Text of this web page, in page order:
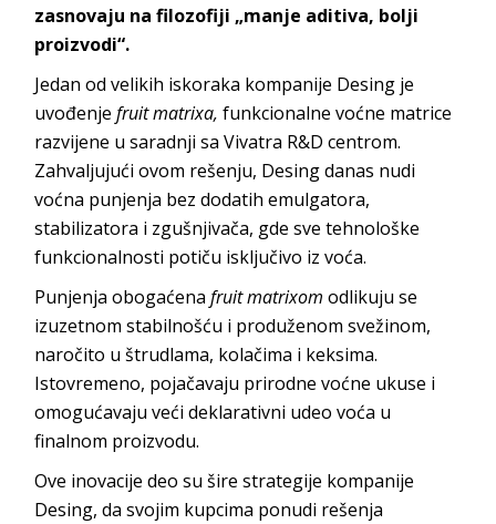
zasnovaju na filozofiji „manje aditiva, bolji
proizvodi“.
Jedan od velikih iskoraka kompanije Desing je
uvođenjefruit matrixa, funkcionalne voćne matrice
razvijene u saradnji sa Vivatra R&D centrom.
Zahvaljujući ovom rešenju, Desing danas nudi
voćna punjenja bez dodatih emulgatora,
stabilizatora i zgušnjivača, gde sve tehnološke
funkcionalnosti potiču isključivo iz voća.
Punjenja obogaćenafruit matrixom odlikuju se
izuzetnom stabilnošću i produženom svežinom,
naročito u štrudlama, kolačima i keksima.
Istovremeno, pojačavaju prirodne voćne ukuse i
omogućavaju veći deklarativni udeo voća u
finalnom proizvodu.
Ove inovacije deo su šire strategije kompanije
Desing, da svojim kupcima ponudi rešenja